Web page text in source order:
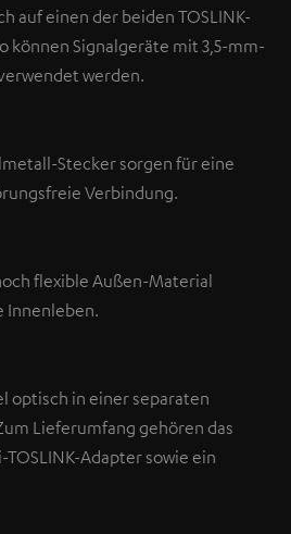
auf einen der beiden TOSLINK-
können Signalgeräte mit 3,5-mm-
werden.
Stecker sorgen für eine
Verbindung.
flexible Außen-Material
Innenleben.
optisch in einer separaten
Lieferumfang gehören das
Adapter sowie ein